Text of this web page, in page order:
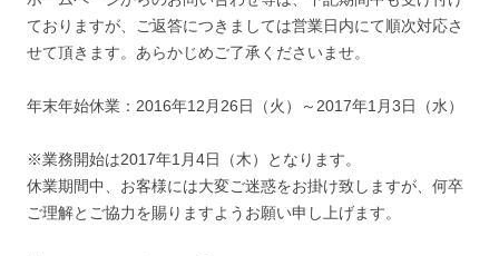
ておりますが、ご返答につきましては営業日内にて順次対応さ
せて頂きます。あらかじめご了承くださいませ。
年末年始休業：2016年12月26日（火）～2017年1月3日（水）
※業務開始は2017年1月4日（木）となります。
休業期間中、お客様には大変ご迷惑をお掛け致しますが、何卒
ご理解とご協力を賜りますようお願い申し上げます。